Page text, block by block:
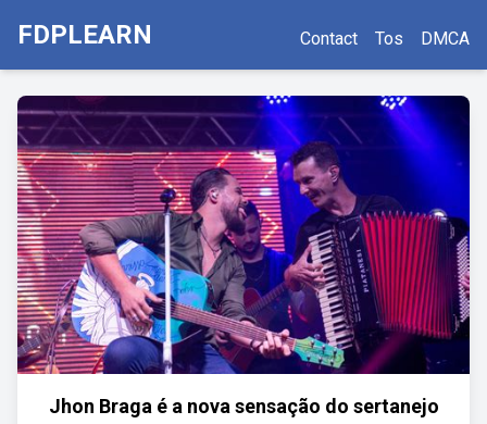
FDPLEARN Contact Tos DMCA
Jhon Braga é a nova sensação do sertanejo